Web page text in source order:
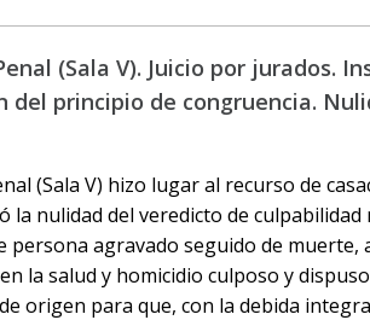
(Sala V). Juicio por jurados.
del principio de congruencia.
(Sala V) hizo lugar al recurso de
la nulidad del veredicto de culpabilidad
persona agravado seguido de muerte,
la salud y homicidio culposo y
origen para que, con la debida